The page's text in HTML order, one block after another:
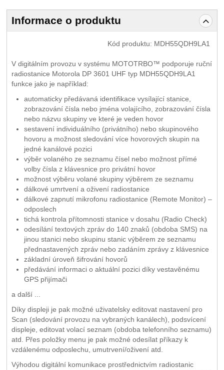
Informace o produktu
Kód produktu: MDH55QDH9LA1
V digitálním provozu v systému MOTOTRBO™ podporuje ruční
radiostanice Motorola DP 3601 UHF typ MDH55QDH9LA1
funkce jako je například:
automaticky předávaná identifikace vysílající stanice,
zobrazování čísla nebo jména volajícího, zobrazování čísla
nebo názvu skupiny ve které je veden hovor
sestavení individuálního (privátního) nebo skupinového
hovoru a možnost sledování více hovorových skupin na
jedné kanálové pozici
výběr volaného ze seznamu čísel nebo možnost přímé
volby čísla z klávesnice pro privátní hovor
možnost výběru volané skupiny výběrem ze seznamu
dálkové umrtvení a oživení radiostanice
dálkové zapnutí mikrofonu radiostanice (Remote Monitor) –
odposlech
tichá kontrola přítomnosti stanice v dosahu (Radio Check)
odesílání textových zpráv do 140 znaků (obdoba SMS) na
jinou stanici nebo skupinu stanic výběrem ze seznamu
přednastavených zpráv nebo zadáním zprávy z klávesnice
základní úroveň šifrování hovorů
předávání informaci o aktuální pozici díky vestavěnému
GPS přijímači
a další ...
Díky displeji je pak možné uživatelsky editovat nastavení pro
Scan (sledování provozu na vybraných kanálech), podsvícení
displeje, editovat volací seznam (obdoba telefonního seznamu)
atd. Přes položky menu je pak možné odesílat příkazy k
vzdálenému odposlechu, umutrvení/oživení atd.
Výhodou digitální komunikace prostřednictvím radiostanic